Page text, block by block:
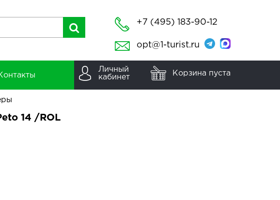
+7 (495) 183-90-12
opt@1-turist.ru
Личный
кабинет
Корзина пуста
14 /ROL